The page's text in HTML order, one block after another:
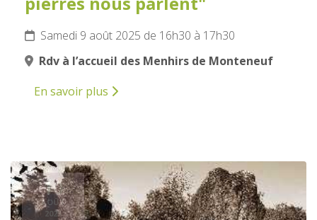
Samedi 9 août 2025 de 16h30 à 17h30
Rdv à l’accueil des Menhirs de Monteneuf
En savoir plus
10
AOÛT
2025